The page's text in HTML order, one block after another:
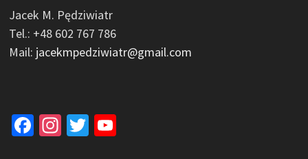
Jacek M. Pędziwiatr
Tel.: +48 602 767 786
Mail: jacekmpedziwiatr@gmail.com
Facebook
Instagram
Twitter